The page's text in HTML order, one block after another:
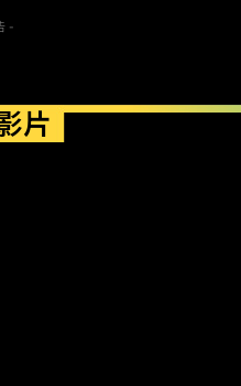
-
片